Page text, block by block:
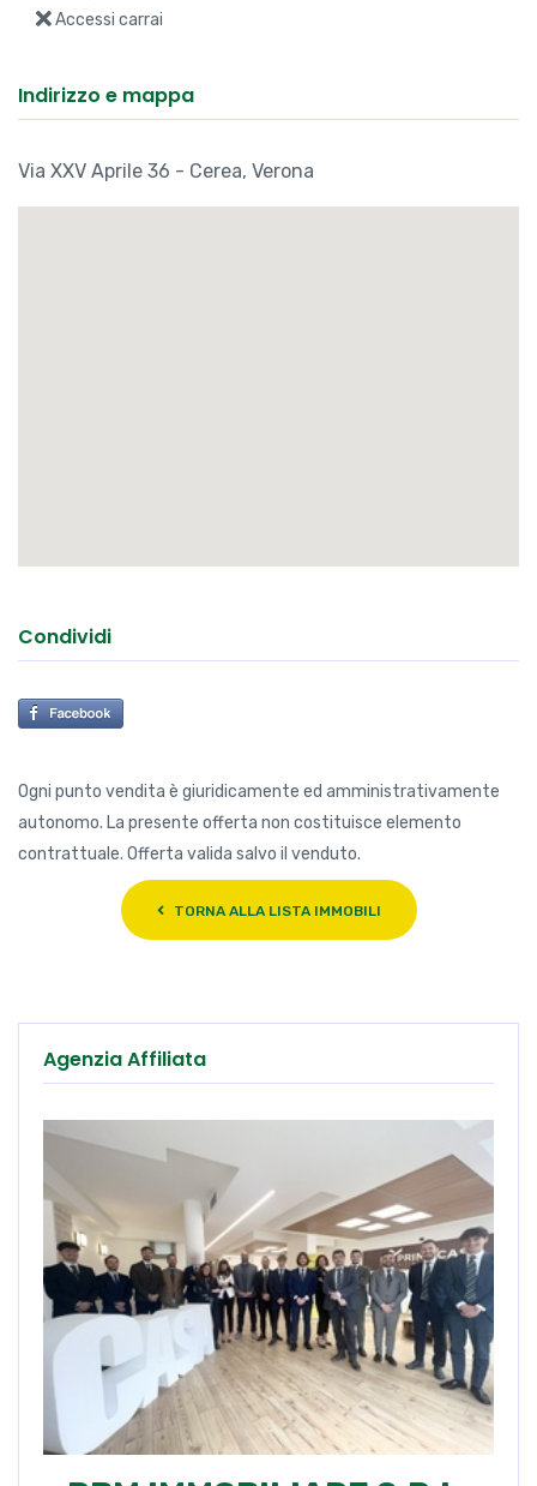
Accessi carrai
Indirizzo e mappa
Via XXV Aprile 36 - Cerea, Verona
Condividi
Ogni punto vendita è giuridicamente ed amministrativamente
autonomo. La presente offerta non costituisce elemento
contrattuale. Offerta valida salvo il venduto.
TORNA ALLA LISTA IMMOBILI
Agenzia Affiliata